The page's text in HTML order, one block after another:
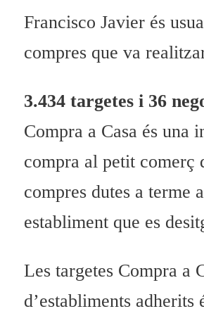
Francisco Javier és
compres que va
3.434 targetes i 36
Compra a Casa és
compra al petit comerç
compres dutes a terme
establiment que es
Les targetes Compra a
d’establiments adherits